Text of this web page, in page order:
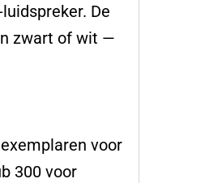
De
zwart of wit —
voor
300 voor